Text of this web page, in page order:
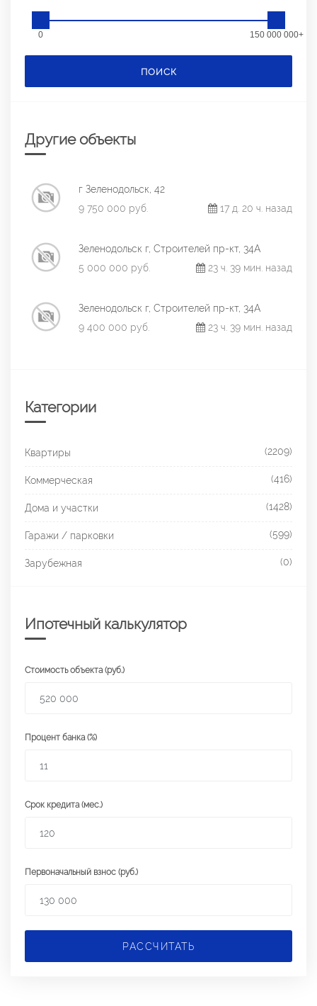
0 150 000 000+
ПОИСК
Другие объекты
г Зеленодольск, 42
9 750 000 руб.
17 д. 20 ч. назад
Зеленодольск г, Строителей пр-кт, 34А
5 000 000 руб.
23 ч. 39 мин. назад
Зеленодольск г, Строителей пр-кт, 34А
9 400 000 руб.
23 ч. 39 мин. назад
Категории
Квартиры (2209)
Коммерческая (416)
Дома и участки (1428)
Гаражи / парковки (599)
Зарубежная (0)
Ипотечный калькулятор
Стоимость объекта (руб.)
Процент банка (%)
Срок кредита (мес.)
Первоначальный взнос (руб.)
РАССЧИТАТЬ